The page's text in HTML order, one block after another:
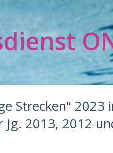
Strecken" 2023
2013, 2012